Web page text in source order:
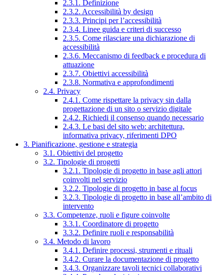
2.3.1. Definizione
2.3.2. Accessibilità by design
2.3.3. Principi per l’accessibilità
2.3.4. Linee guida e criteri di successo
2.3.5. Come rilasciare una dichiarazione di
accessibilità
2.3.6. Meccanismo di feedback e procedura di
attuazione
2.3.7. Obiettivi accessibilità
2.3.8. Normativa e approfondimenti
2.4. Privacy
2.4.1. Come rispettare la privacy sin dalla
progettazione di un sito o servizio digitale
2.4.2. Richiedi il consenso quando necessario
2.4.3. Le basi del sito web: architettura,
informativa privacy, riferimenti DPO
3. Pianificazione, gestione e strategia
3.1. Obiettivi del progetto
3.2. Tipologie di progetti
3.2.1. Tipologie di progetto in base agli attori
coinvolti nel servizio
3.2.2. Tipologie di progetto in base al focus
3.2.3. Tipologie di progetto in base all’ambito di
intervento
3.3. Competenze, ruoli e figure coinvolte
3.3.1. Coordinatore di progetto
3.3.2. Definire ruoli e responsabilità
3.4. Metodo di lavoro
3.4.1. Definire processi, strumenti e rituali
3.4.2. Curare la documentazione di progetto
3.4.3. Organizzare tavoli tecnici collaborativi